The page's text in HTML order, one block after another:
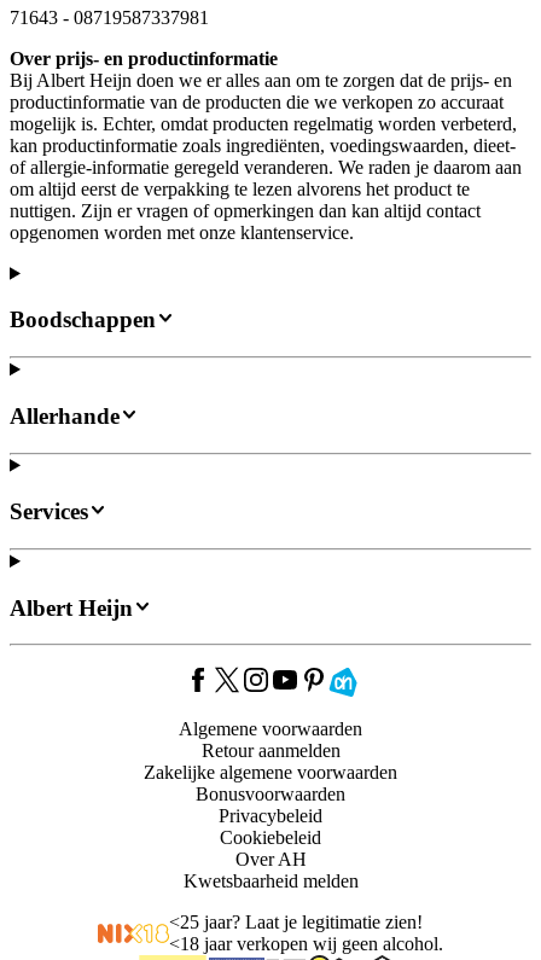
71643 - 08719587337981
Over prijs- en productinformatie
Bij Albert Heijn doen we er alles aan om te zorgen dat de prijs- en
productinformatie van de producten die we verkopen zo accuraat
mogelijk is. Echter, omdat producten regelmatig worden verbeterd,
kan productinformatie zoals ingrediënten, voedingswaarden, dieet-
of allergie-informatie geregeld veranderen. We raden je daarom aan
om altijd eerst de verpakking te lezen alvorens het product te
nuttigen. Zijn er vragen of opmerkingen dan kan altijd contact
opgenomen worden met onze klantenservice.
Boodschappen
Allerhande
Services
Albert Heijn
Algemene voorwaarden
Retour aanmelden
Zakelijke algemene voorwaarden
Bonusvoorwaarden
Privacybeleid
Cookiebeleid
Over AH
Kwetsbaarheid melden
<25 jaar? Laat je legitimatie zien!
<18 jaar verkopen wij geen alcohol.